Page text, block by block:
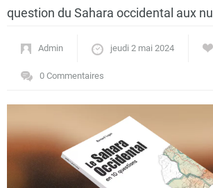
Actualités
question du Sahara occidental aux
Admin jeudi 2 mai 2024
0 Commentaires